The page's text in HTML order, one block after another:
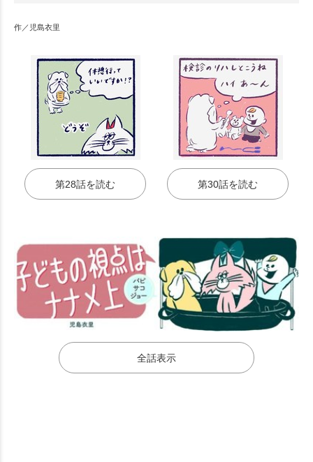
作／児島衣里
第28話を読む 第30話を読む
全話表示